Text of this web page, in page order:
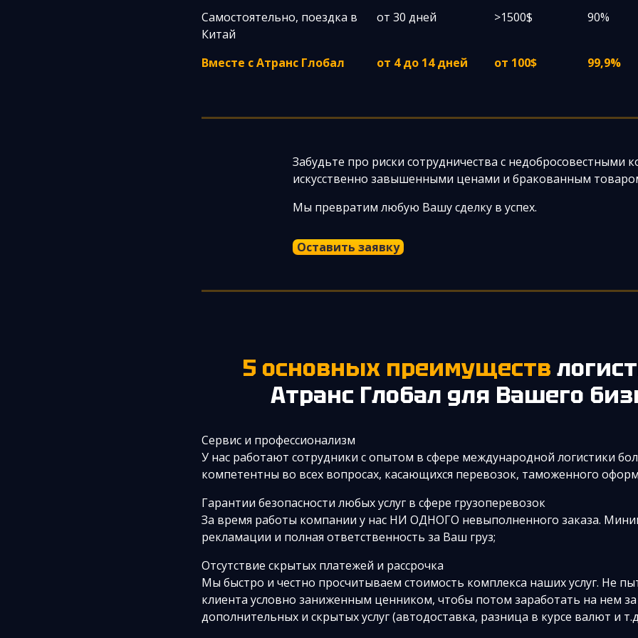
Самостоятельно, поездка в
Китай
от 30 дней >1500$ 90%
Вместе с Атранс Глобал от 4 до 14 дней от 100$ 99,9%
Забудьте про риски сотрудничества с недобросовестными
искусственно завышенными ценами и бракованным
Мы превратим любую Вашу сделку в успех.
Оставить заявку
5 основных преимуществ
Атранс Глобал для Вашего
Сервис и профессионализм
У нас работают сотрудники с опытом в сфере международной логистики
компетентны во всех вопросах, касающихся перевозок, таможенного
Гарантии безопасности любых услуг в сфере грузоперевозок
За время работы компании у нас НИ ОДНОГО невыполненного заказа.
рекламации и полная ответственность за Ваш груз;
Отсутствие скрытых платежей и рассрочка
Мы быстро и честно просчитываем стоимость комплекса наших услуг. Не
клиента условно заниженным ценником, чтобы потом заработать на нем за
дополнительных и скрытых услуг (автодоставка, разница в курсе валют и